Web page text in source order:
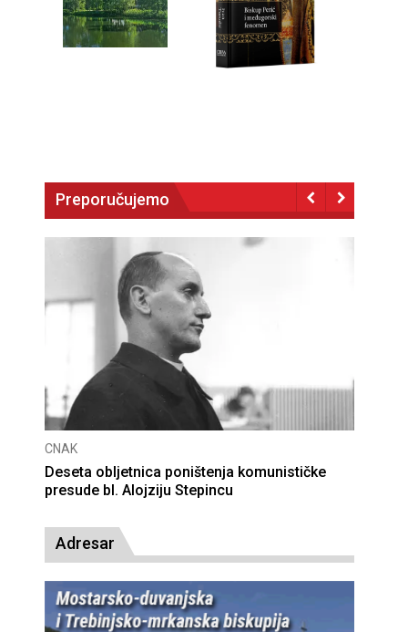
Preporučujemo
CNAK
Deseta obljetnica poništenja komunističke
presude bl. Alojziju Stepincu
Adresar